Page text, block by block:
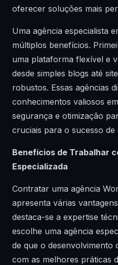
oferecer soluções mais
Uma agência especialista
múltiplos benefícios.
uma plataforma flexível e
desde simples blogs até
robustos. Essas agências
conhecimentos valiosos
segurança e otimização
cruciais para o sucesso
Benefícios de Trabalhar
Especializada
Contratar uma agência
apresenta várias
destaca-se a expertise
escolhe uma agência
de que o desenvolvimento
com as melhores práticas